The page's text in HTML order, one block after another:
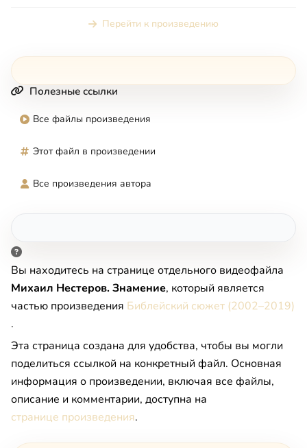
Перейти к произведению
Полезные ссылки
Все файлы произведения
Этот файл в произведении
Все произведения автора
Вы находитесь на странице отдельного видеофайла
Михаил Нестеров. Знамение, который является
частью произведения Библейский сюжет (2002–2019)
.
Эта страница создана для удобства, чтобы вы могли
поделиться ссылкой на конкретный файл. Основная
информация о произведении, включая все файлы,
описание и комментарии, доступна на
странице произведения.